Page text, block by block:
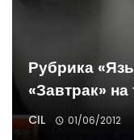
Рубрика
«Завтрак» на
CIL 01/06/2012